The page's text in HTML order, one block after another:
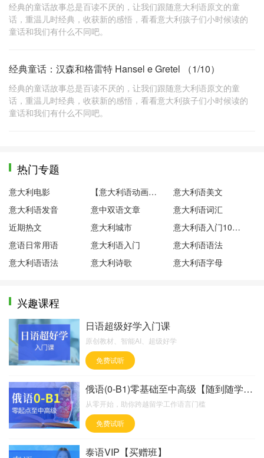
经典的童话故事总是百读不厌的，让我们跟随意大利语原文的童
话，重温儿时经典，收获新的感悟，看看意大利孩子们小时候读的
童话和我们有什么不同吧。
经典童话：汉森和格雷特 Hansel e Gretel （1/10）
经典的童话故事总是百读不厌的，让我们跟随意大利语原文的童
话，重温儿时经典，收获新的感悟，看看意大利孩子们小时候读的
童话和我们有什么不同吧。
热门专题
意大利电影 【意大利语动画片】粉红小猪
意大利语美文
意大利语发音
意中双语文章
意大利语词汇
近期热文
意大利城市
意大利语入门100句
意语日常用语
意大利语入门
意大利语语法
意大利语语法
意大利诗歌 意大利语字母
兴趣课程
日语超级好学入门课
原创教材、智能AI、超级好学
免费试听
俄语(0-B1)零基础至中高级【随到随学班】
从零开始，助你跨越留学工作语言门槛
免费试听
泰语VIP【买赠班】